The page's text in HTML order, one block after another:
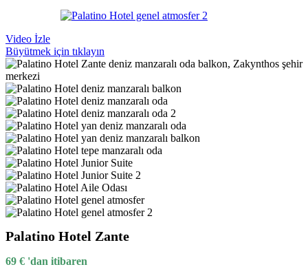
Video İzle
Büyütmek için tıklayın
Palatino Hotel Zante
69 € 'dan itibaren